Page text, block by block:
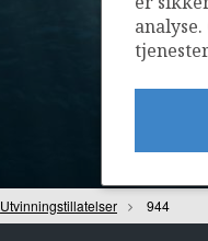
Utvinningstillatelser 944